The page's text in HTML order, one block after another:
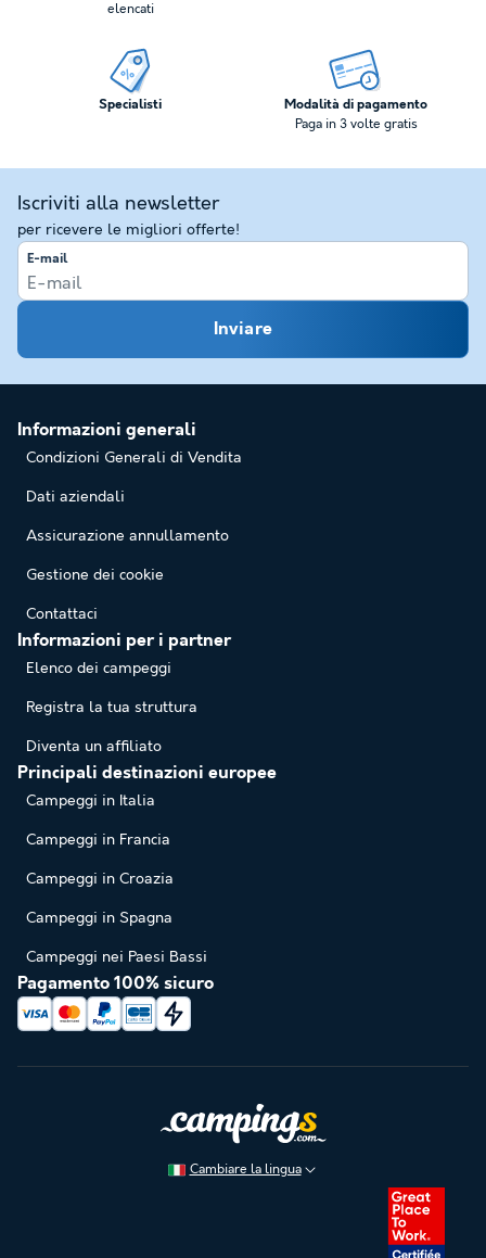
elencati
Specialisti Modalità di pagamento
Paga in 3 volte gratis
Iscriviti alla newsletter
per ricevere le migliori offerte!
E-mail
Inviare
Informazioni generali
Condizioni Generali di Vendita
Dati aziendali
Assicurazione annullamento
Gestione dei cookie
Contattaci
Informazioni per i partner
Elenco dei campeggi
Registra la tua struttura
Diventa un affiliato
Principali destinazioni europee
Campeggi in Italia
Campeggi in Francia
Campeggi in Croazia
Campeggi in Spagna
Campeggi nei Paesi Bassi
Pagamento 100% sicuro
Cambiare la lingua